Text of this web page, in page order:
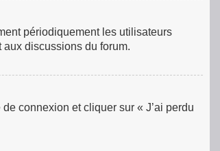
périodiquement les utilisateurs
discussions du forum.
connexion et cliquer sur « J’ai perdu